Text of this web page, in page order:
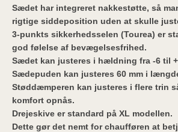
Sædet har integreret nakkestøtte, så
rigtige siddeposition uden at skulle
3-punkts sikkerhedsselen (Tourea) er
god følelse af bevægelsesfrihed.
Sædet kan justeres i hældning fra -6 til
Sædepuden kan justeres 60 mm i
Støddæmperen kan justeres i flere trin
komfort opnås.
Drejeskive er standard på XL modellen.
Dette gør det nemt for chaufføren at